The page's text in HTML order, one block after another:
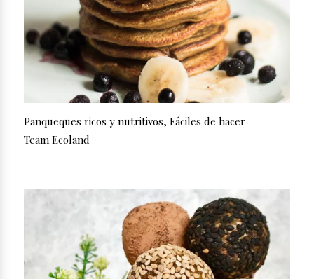
Panqueques ricos y nutritivos, Fáciles de hacer
Team Ecoland